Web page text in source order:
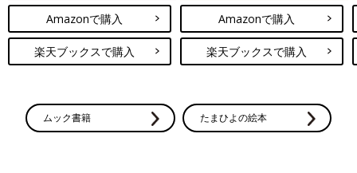
Amazonで購入
楽天ブックスで購入
Amazonで購入
楽天ブックスで購入
ムック書籍 たまひよの絵本